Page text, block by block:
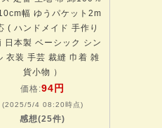
幅 ゆうパケット2m
( ハンドメイド 手作り
日本製 ベーシック シン
衣装 手芸 裁縫 巾着 雑
貨小物 ）
価格:94円
(2025/5/4 08:20時点)
感想(25件)